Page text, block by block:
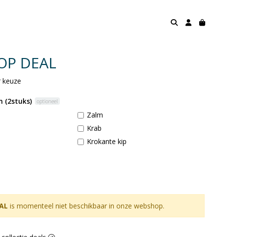
DEAL
keuze
(2stuks) optioneel
Zalm
Krab
Krokante kip
is momenteel niet beschikbaar in onze webshop.